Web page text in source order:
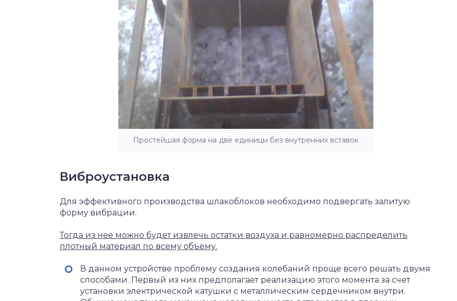
Простейшая форма на две единицы без внутренних вставок
Виброустановка
Для эффективного производства шлакоблоков необходимо подвергать залитую
форму вибрации.
Тогда из нее можно будет извлечь остатки воздуха и равномерно распределить
плотный материал по всему объему.
В данном устройстве проблему создания колебаний проще всего решать двумя
способами. Первый из них предполагает реализацию этого момента за счет
установки электрической катушки с металлическим сердечником внутри.